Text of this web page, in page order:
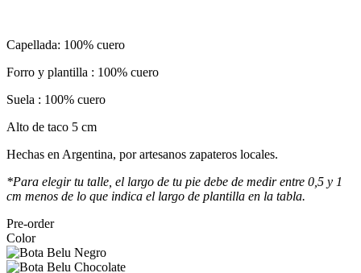
Capellada: 100% cuero
Forro y plantilla : 100% cuero
Suela : 100% cuero
Alto de taco 5 cm
Hechas en Argentina, por artesanos zapateros locales.
*Para elegir tu talle, el largo de tu pie debe de medir entre 0,5 y 1
cm menos de lo que indica el largo de plantilla en la tabla.
Pre-order
Color